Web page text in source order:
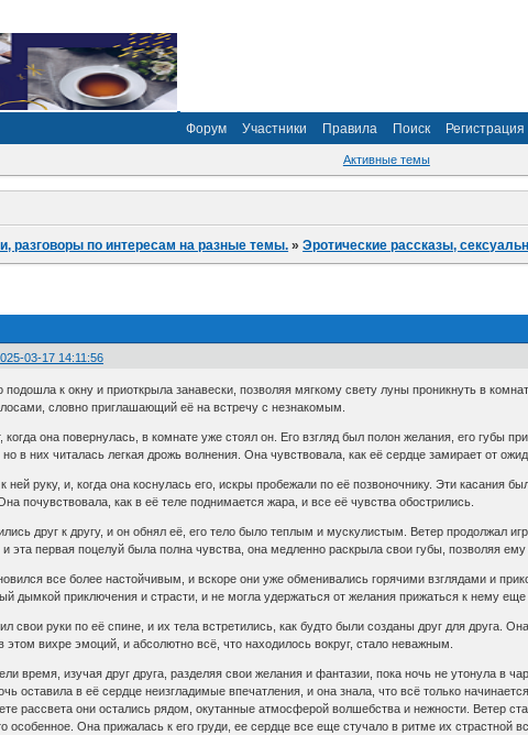
Форум Участники Правила Поиск Регистрация
Активные темы
разговоры по интересам на разные темы. »Эротические рассказы,
03-17 14:11:56
подошла к окну и приоткрыла занавески, позволяя мягкому свету луны проникнуть в
словно приглашающий её на встречу с незнакомым.
когда она повернулась, в комнате уже стоял он. Его взгляд был полон желания, его губы
в них читалась легкая дрожь волнения. Она чувствовала, как её сердце замирает от
ней руку, и, когда она коснулась его, искры пробежали по её позвоночнику. Эти касания
почувствовала, как в её теле поднимается жара, и все её чувства обострились.
друг к другу, и он обнял её, его тело было теплым и мускулистым. Ветер продолжал
и эта первая поцелуй была полна чувства, она медленно раскрыла свои губы, позволяя
все более настойчивым, и вскоре они уже обменивались горячими взглядами и
дымкой приключения и страсти, и не могла удержаться от желания прижаться к нему еще
свои руки по её спине, и их тела встретились, как будто были созданы друг для
этом вихре эмоций, и абсолютно всё, что находилось вокруг, стало неважным.
время, изучая друг друга, разделяя свои желания и фантазии, пока ночь не утонула
оставила в её сердце неизгладимые впечатления, и она знала, что всё только начинается.
рассвета они остались рядом, окутанные атмосферой волшебства и нежности. Ветер
особенное. Она прижалась к его груди, ее сердце все еще стучало в ритме их страстной